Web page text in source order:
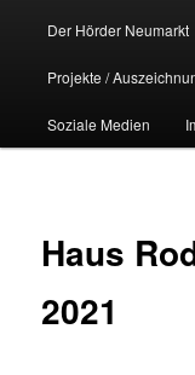
Der Hörder Neumarkt
Projekte /
Soziale Medien
Haus
2021